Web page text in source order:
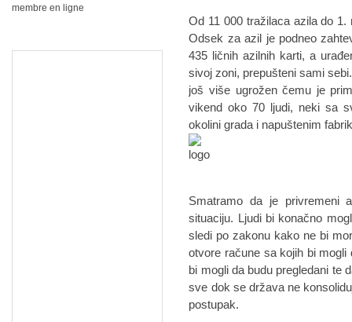
Od 11 000 tražilaca azila do
Odsek za azil je podneo
435 ličnih azilnih karti, a
sivoj zoni, prepušteni sami
još više ugrožen čemu je
vikend oko 70 ljudi, neki sa
okolini grada i napuštenim
Smatramo da je privremeni
situaciju. Ljudi bi konačno
sledi po zakonu kako ne bi
otvore račune sa kojih bi mogli
bi mogli da budu pregledani te
sve dok se država ne
postupak.
membre en ligne